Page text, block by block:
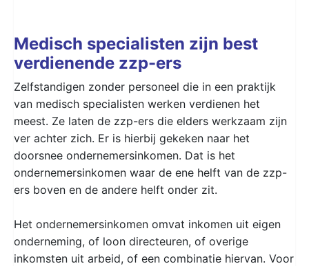
Medisch specialisten zijn best
verdienende zzp-ers
Zelfstandigen zonder personeel die in een praktijk
van medisch specialisten werken verdienen het
meest. Ze laten de zzp-ers die elders werkzaam zijn
ver achter zich. Er is hierbij gekeken naar het
doorsnee ondernemersinkomen. Dat is het
ondernemersinkomen waar de ene helft van de zzp-
ers boven en de andere helft onder zit.
Het ondernemersinkomen omvat inkomen uit eigen
onderneming, of loon directeuren, of overige
inkomsten uit arbeid, of een combinatie hiervan. Voor